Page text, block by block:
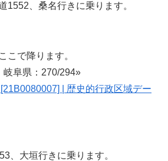
1552、桑名行きに乗ります。
こで降ります。
阜県：270/294»
| 歴史的行政区域デー
、大垣行きに乗ります。